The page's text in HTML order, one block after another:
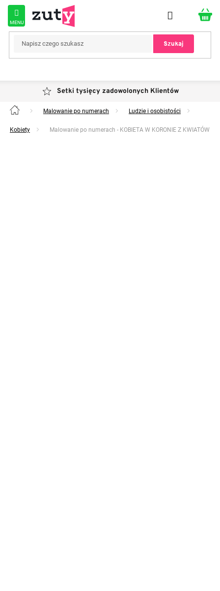
Przejść
treści
Szukaj
Setki tysięcy zadowolonych Klientów
Home Malowanie po numerach Ludzie i osobistości
Kobiety Malowanie po numerach - KOBIETA W KORONIE Z KWIATÓW